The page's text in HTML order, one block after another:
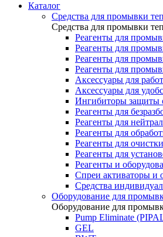
Каталог
Средства для промывки
Средства для промывки
Реагенты для
Реагенты для
Реагенты для
Реагенты для
Аксессуары для
Аксессуары для
Ингибиторы защиты
Реагенты для
Реагенты для
Реагенты для
Реагенты для
Реагенты для
Реагенты и
Спреи активаторы и
Средства
Оборудование для
Оборудование для
Pump Eliminate
GEL